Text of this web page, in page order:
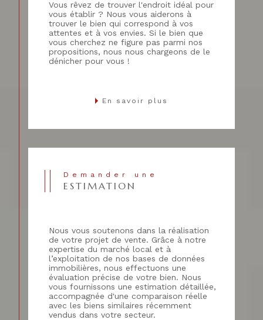
Vous rêvez de trouver l'endroit idéal pour
vous établir ? Nous vous aiderons à
trouver le bien qui correspond à vos
attentes et à vos envies. Si le bien que
vous cherchez ne figure pas parmi nos
propositions, nous nous chargeons de le
dénicher pour vous !
En savoir plus
Demander une
ESTIMATION
Nous vous soutenons dans la réalisation
de votre projet de vente. Grâce à notre
expertise du marché local et à
l’exploitation de nos bases de données
immobilières, nous effectuons une
évaluation précise de votre bien. Nous
vous fournissons une estimation détaillée,
accompagnée d'une comparaison réelle
avec les biens similaires récemment
vendus dans votre secteur.